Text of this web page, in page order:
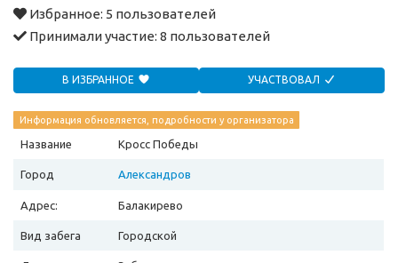
Избранное: 5 пользователей
Принимали участие: 8 пользователей
В ИЗБРАННОЕ УЧАСТВОВАЛ
Информация обновляется, подробности у организатора
Название Кросс Победы
Город Александров
Адрес: Балакирево
Вид забега Городской